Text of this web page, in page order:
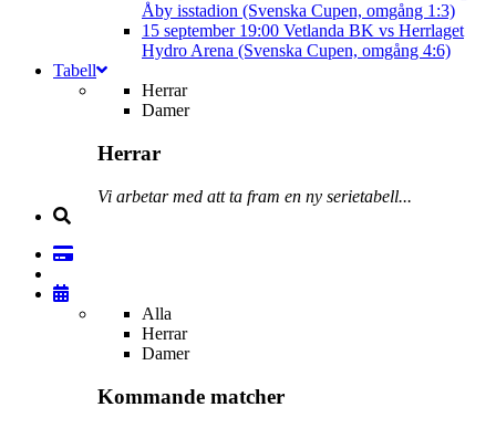
Åby isstadion (Svenska Cupen, omgång 1:3)
15 september 19:00 Vetlanda BK vs Herrlaget
Hydro Arena (Svenska Cupen, omgång 4:6)
Tabell
Herrar
Damer
Herrar
Vi arbetar med att ta fram en ny serietabell...
Alla
Herrar
Damer
Kommande matcher